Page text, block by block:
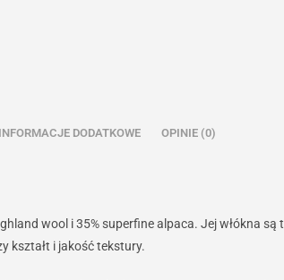
INFORMACJE DODATKOWE OPINIE (0)
wool i 35% superfine alpaca. Jej włókna
kształt i jakość tekstury.